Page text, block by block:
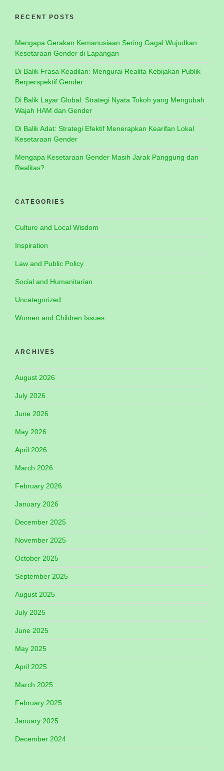
RECENT POSTS
Mengapa Gerakan Kemanusiaan Sering Gagal Wujudkan
Kesetaraan Gender di Lapangan
Di Balik Frasa Keadilan: Mengurai Realita Kebijakan Publik
Berperspektif Gender
Di Balik Layar Global: Strategi Nyata Tokoh yang Mengubah
Wajah HAM dan Gender
Di Balik Adat: Strategi Efektif Menerapkan Kearifan Lokal
Kesetaraan Gender
Mengapa Kesetaraan Gender Masih Jarak Panggung dari
Realitas?
CATEGORIES
Culture and Local Wisdom
Inspiration
Law and Public Policy
Social and Humanitarian
Uncategorized
Women and Children Issues
ARCHIVES
August 2026
July 2026
June 2026
May 2026
April 2026
March 2026
February 2026
January 2026
December 2025
November 2025
October 2025
September 2025
August 2025
July 2025
June 2025
May 2025
April 2025
March 2025
February 2025
January 2025
December 2024